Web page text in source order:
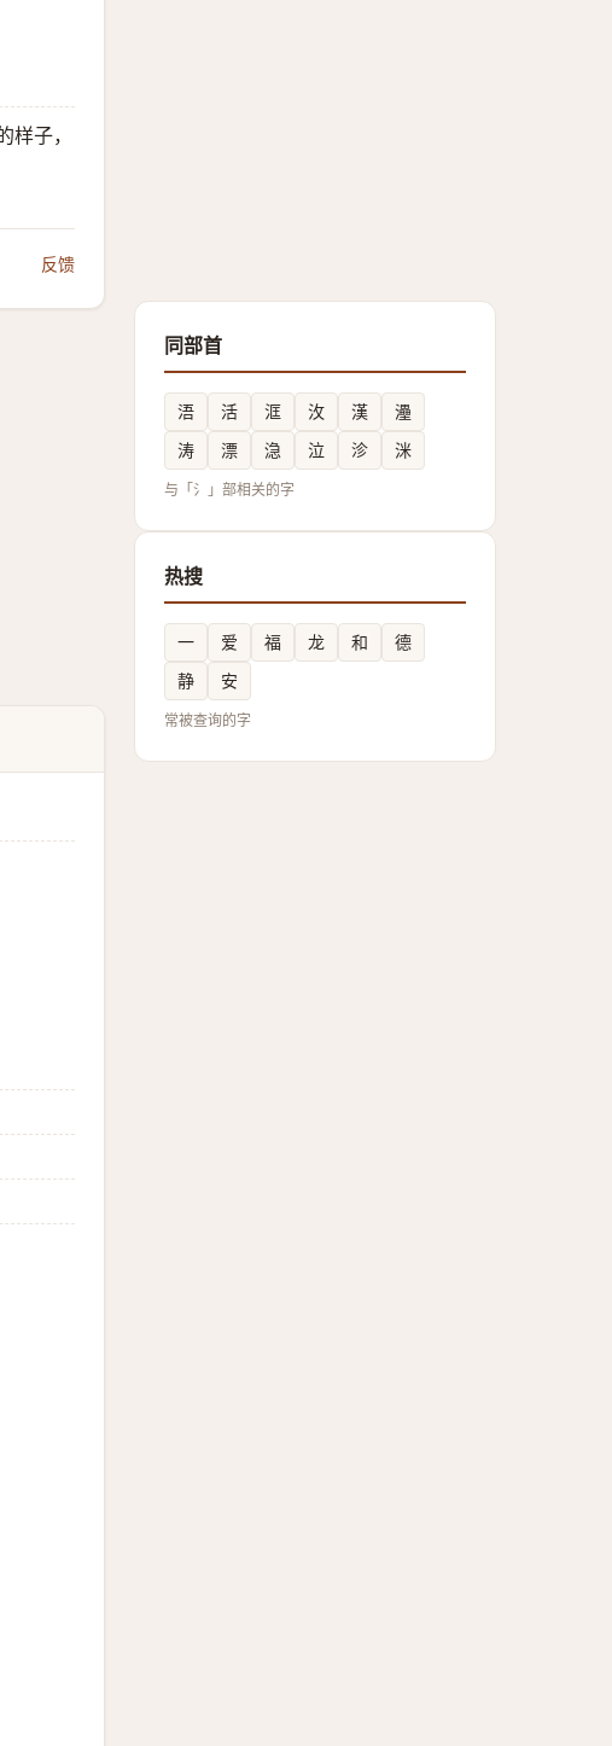
子，
反馈
同部首
浯 活 洭 㳊 漢
灅
涛
漂 㴔 泣 沴 洣
与「氵」部相关的字
热搜
一 爱 福 龙 和
德
静
安
常被查询的字